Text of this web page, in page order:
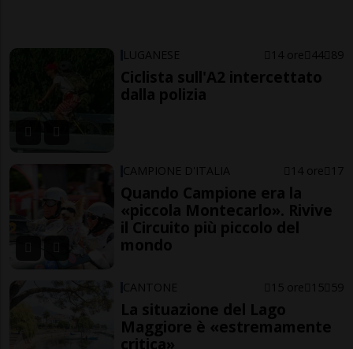
LUGANESE 14 ore 44 89
Ciclista sull'A2 intercettato
dalla polizia
CAMPIONE D'ITALIA 14 ore 17
Quando Campione era la
«piccola Montecarlo». Rivive
il Circuito più piccolo del
mondo
CANTONE 15 ore 15 59
La situazione del Lago
Maggiore è «estremamente
critica»